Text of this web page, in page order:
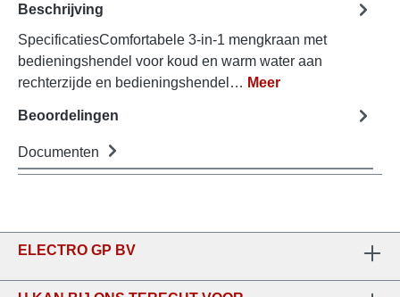
Beschrijving
SpecificatiesComfortabele 3-in-1 mengkraan met
bedieningshendel voor koud en warm water aan
rechterzijde en bedieningshendel… Meer
Beoordelingen
Documenten
ELECTRO GP BV